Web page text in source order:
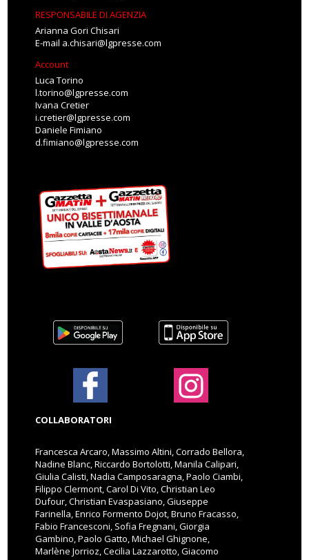
RESPONSABILE DI AGENZIA
Arianna Gori Chisari
E-mail a.chisari@lgpresse.com
Account
Luca Torino
l.torino@lgpresse.com
Ivana Cretier
i.cretier@lgpresse.com
Daniele Fimiano
d.fimiano@lgpresse.com
COLLABORATORI
Francesca Arcaro, Massimo Altini, Corrado Bellora,
Nadine Blanc, Riccardo Bortolotti, Manila Calipari,
Giulia Calisti, Nadia Camposaragna, Paolo Ciambi,
Filippo Clermont, Carol Di Vito, Christian Leo
Dufour, Christian Evaspasiano, Giuseppe
Farinella, Enrico Formento Dojot, Bruno Fracasso,
Fabio Francesconi, Sofia Fregnani, Giorgia
Gambino, Paolo Gatto, Michael Ghignone,
Marlène Jorrioz, Cecilia Lazzarotto, Giacomo